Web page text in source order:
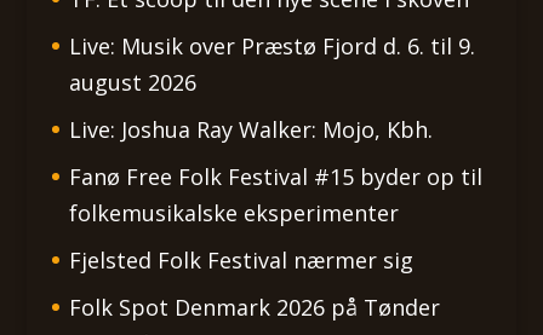
Live: Musik over Præstø Fjord d. 6. til 9.
august 2026
Live: Joshua Ray Walker: Mojo, Kbh.
Fanø Free Folk Festival #15 byder op til
folkemusikalske eksperimenter
Fjelsted Folk Festival nærmer sig
Folk Spot Denmark 2026 på Tønder